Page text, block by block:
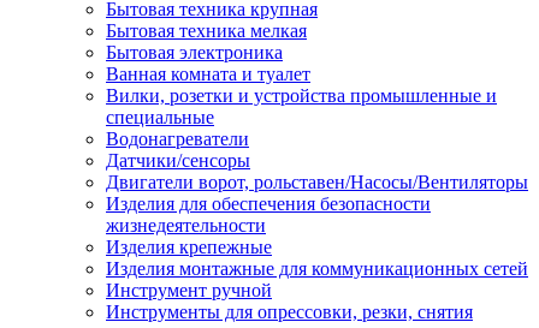
Бытовая техника крупная
Бытовая техника мелкая
Бытовая электроника
Ванная комната и туалет
Вилки, розетки и устройства промышленные и
специальные
Водонагреватели
Датчики/сенсоры
Двигатели ворот, рольставен/Насосы/Вентиляторы
Изделия для обеспечения безопасности
жизнедеятельности
Изделия крепежные
Изделия монтажные для коммуникационных сетей
Инструмент ручной
Инструменты для опрессовки, резки, снятия